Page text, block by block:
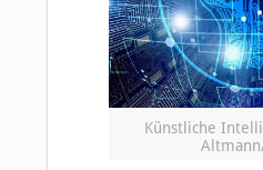
Künstliche